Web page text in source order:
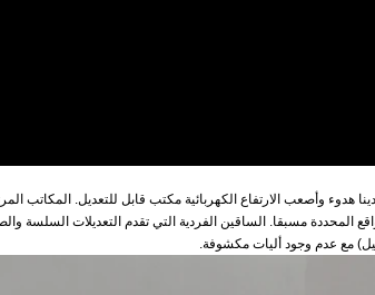
مع عدم وجود أليات مكشوفة.